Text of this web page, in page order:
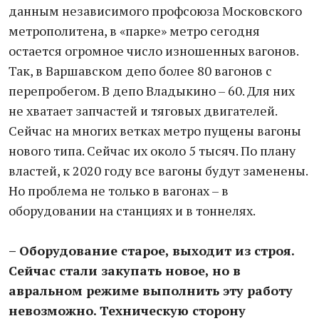
данным независимого профсоюза Московского
метрополитена, в «парке» метро сегодня
остается огромное число изношенных вагонов.
Так, в Варшавском депо более 80 вагонов с
перепробегом. В депо Владыкино – 60. Для них
не хватает запчастей и тяговых двигателей.
Сейчас на многих ветках метро пущены вагоны
нового типа. Сейчас их около 5 тысяч. По плану
властей, к 2020 году все вагоны будут заменены.
Но проблема не только в вагонах – в
оборудовании на станциях и в тоннелях.
– Оборудование старое, выходит из строя.
Сейчас стали закупать новое, но в
авральном режиме выполнить эту работу
невозможно. Техническую сторону